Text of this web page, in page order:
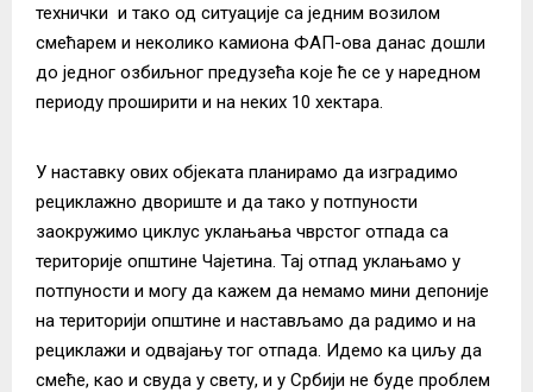
технички и тако од ситуације са једним возилом
смећарем и неколико камиона ФАП-ова данас дошли
до једног озбиљног предузећа које ће се у наредном
периоду проширити и на неких 10 хектара.
У наставку ових објеката планирамо да изградимо
рециклажно двориште и да тако у потпуности
заокружимо циклус уклањања чврстог отпада са
територије општине Чајетина. Тај отпад уклањамо у
потпуности и могу да кажем да немамо мини депоније
на територији општине и настављамо да радимо и на
рециклажи и одвајању тог отпада. Идемо ка циљу да
смеће, као и свуда у свету, и у Србији не буде проблем